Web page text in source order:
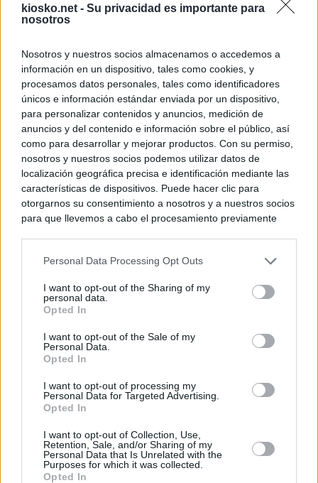
kiosko.net - Su privacidad es importante para
nosotros
Nosotros y nuestros socios almacenamos o accedemos a
información en un dispositivo, tales como cookies, y
procesamos datos personales, tales como identificadores
únicos e información estándar enviada por un dispositivo,
para personalizar contenidos y anuncios, medición de
anuncios y del contenido e información sobre el público, así
como para desarrollar y mejorar productos. Con su permiso,
nosotros y nuestros socios podemos utilizar datos de
localización geográfica precisa e identificación mediante las
características de dispositivos. Puede hacer clic para
otorgarnos su consentimiento a nosotros y a nuestros socios
para que llevemos a cabo el procesamiento previamente
negar su consentimiento. Tenga en cuenta que algún
de su consentimiento, pero usted tiene el derecho de
rechazar tal procesamiento. Sus preferencias se aplicarán
cualquier momento entrando de nuevo en este sitio web o
visitando nuestra política de privacidad.
Personal Data Processing Opt Outs
I want to opt-out of the Sharing of my
personal data.
Opted In
I want to opt-out of the Sale of my
Personal Data.
Opted In
I want to opt-out of processing my
Personal Data for Targeted Advertising.
Opted In
I want to opt-out of Collection, Use,
Retention, Sale, and/or Sharing of my
Personal Data that Is Unrelated with the
Purposes for which it was collected.
Opted In